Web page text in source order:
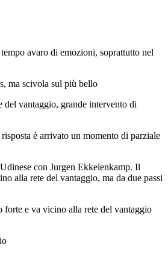
avaro di emozioni, soprattutto nel
ma scivola sul più bello
del vantaggio, grande intervento di
è arrivato un momento di parziale
con Jurgen Ekkelenkamp. Il
alla rete del vantaggio, ma da due passi
e va vicino alla rete del vantaggio